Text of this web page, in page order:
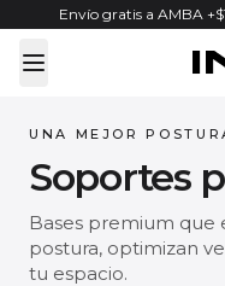
Envío gratis a AMBA
Toggle Menu
UNA MEJOR
Soportes
Bases premium que
postura, optimizan
tu espacio.